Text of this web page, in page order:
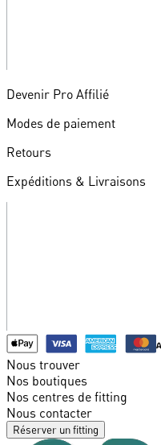
Devenir Pro Affilié
Modes de paiement
Retours
Expéditions & Livraisons
Nous trouver
Nos boutiques
Nos centres de fitting
Nous contacter
Réserver un fitting